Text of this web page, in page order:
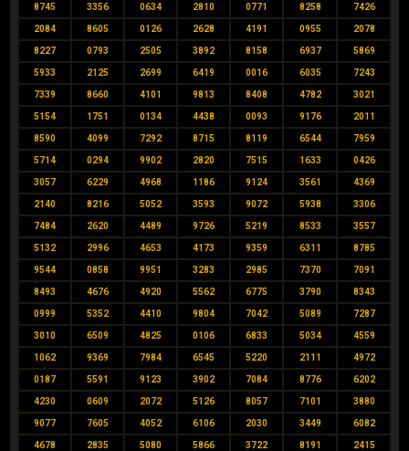
8745 3356 0634 2810 0771 8258 7426
2084 8605 0126 2628 4191 0955 2078
8227 0793 2505 3892 8158 6937 5869
5933 2125 2699 6419 0016 6035 7243
7339 8660 4101 9813 8408 4782 3021
5154 1751 0134 4438 0093 9176 2011
8590 4099 7292 8715 8119 6544 7959
5714 0294 9902 2820 7515 1633 0426
3057 6229 4968 1186 9124 3561 4369
2140 8216 5052 3593 9072 5938 3306
7484 2620 4489 9726 5219 8533 3557
5132 2996 4653 4173 9359 6311 8785
9544 0858 9951 3283 2985 7370 7091
8493 4676 4920 5562 6775 3790 8343
0999 5352 4410 9804 7042 5089 7287
3010 6509 4825 0106 6833 5034 4559
1062 9369 7984 6545 5220 2111 4972
0187 5591 9123 3902 7084 8776 6202
4230 0609 2072 5126 8057 7101 3880
9077 7605 4052 6106 2030 3449 6082
4678 2835 5080 5866 3722 8191 2415